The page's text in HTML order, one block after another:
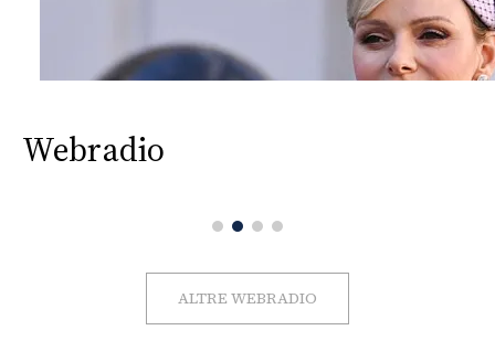
Webradio
ALTRE WEBRADIO